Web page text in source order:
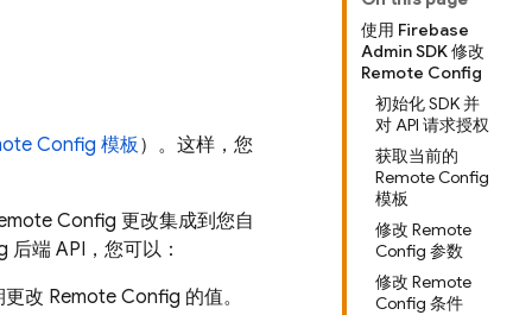
使用 Firebase
Admin SDK 修改
Remote Config
初始化 SDK 并
对 API 请求授权
获取当前的
Remote Config
模板
修改 Remote
Config 参数
修改 Remote
Config 条件
Config 模板）。这样，您
Config 更改集成到您自
后端 API，您可以：
更改 Remote Config 的值。